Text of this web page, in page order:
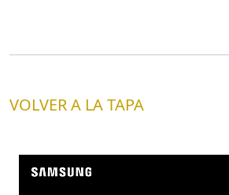
VOLVER A LA TAPA